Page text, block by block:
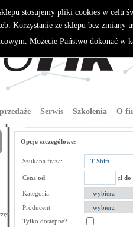
Serwis Szkolenia O
Opcje szczegółowe:
Szukana fraza:
Cena od: zł do
Kategoria:
Producent:
Tylko dostępne?
stosujemy pliki cookies w celu
Korzystanie ze sklepu bez zmiany
Możecie Państwo dokonać w